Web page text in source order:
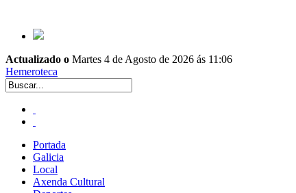
Actualizado o Martes 4 de Agosto de 2026 ás 11:06
Hemeroteca
Portada
Galicia
Local
Axenda Cultural